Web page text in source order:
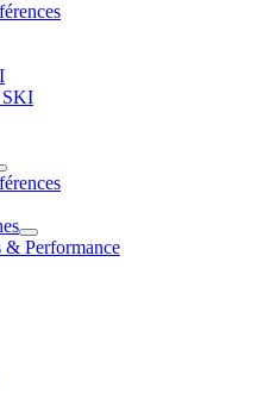
SKI
Performance